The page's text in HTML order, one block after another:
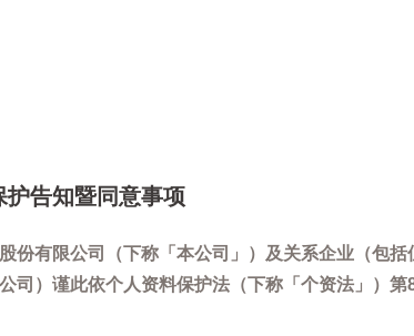
告知暨同意事项
份有限公司（下称「本公司」）及关系企业（包
司）谨此依个人资料保护法（下称「个资法」）第